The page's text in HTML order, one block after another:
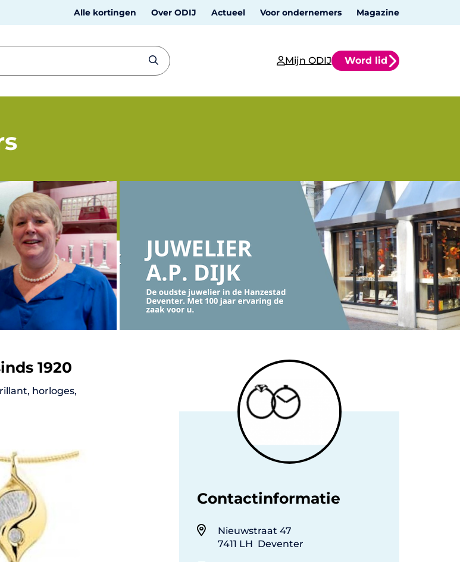
Alle kortingen Over ODIJ Actueel Voor ondernemers Magazine
Mijn ODIJ Word lid
1920
horloges,
Contactinformatie
Nieuwstraat 47
7411 LH Deventer